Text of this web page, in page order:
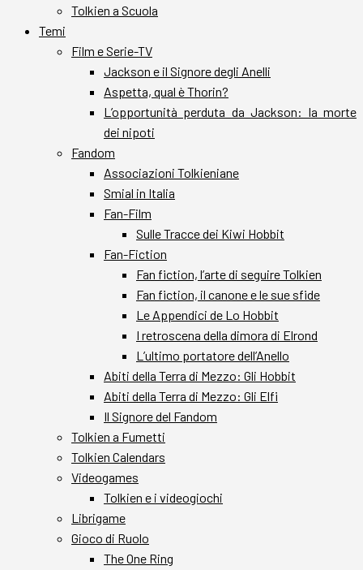
Tolkien a Scuola
Temi
Film e Serie-TV
Jackson e il Signore degli Anelli
Aspetta, qual è Thorin?
L’opportunità perduta da Jackson: la morte
dei nipoti
Fandom
Associazioni Tolkieniane
Smial in Italia
Fan-Film
Sulle Tracce dei Kiwi Hobbit
Fan-Fiction
Fan fiction, l’arte di seguire Tolkien
Fan fiction, il canone e le sue sfide
Le Appendici de Lo Hobbit
I retroscena della dimora di Elrond
L’ultimo portatore dell’Anello
Abiti della Terra di Mezzo: Gli Hobbit
Abiti della Terra di Mezzo: Gli Elfi
Il Signore del Fandom
Tolkien a Fumetti
Tolkien Calendars
Videogames
Tolkien e i videogiochi
Librigame
Gioco di Ruolo
The One Ring